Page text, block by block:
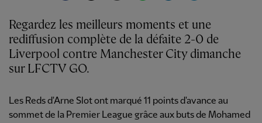
Regardez les meilleurs moments et une
rediffusion complète de la défaite 2-0 de
Liverpool contre Manchester City dimanche
sur LFCTV GO.
Les Reds d'Arne Slot ont marqué 11 points d'avance au
sommet de la Premier League grâce aux buts de Mohamed